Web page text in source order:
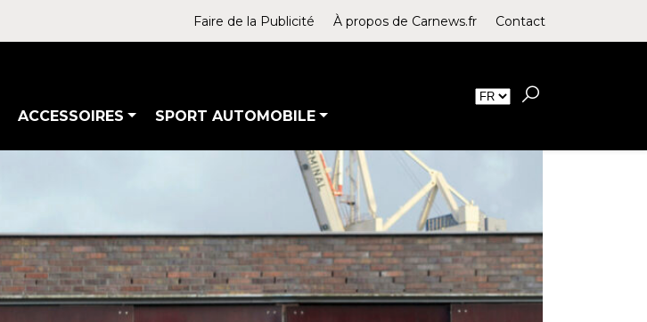
Faire de la Publicité À propos de Carnews.fr Contact
ACCESSOIRES SPORT AUTOMOBILE